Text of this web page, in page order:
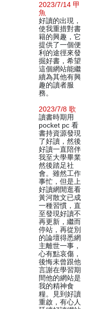
2023/7/14 甲
魚
好讀的出現，
使我重措對書
籍的興趣，它
提供了一個便
利的途徑來發
掘好書，希望
這個網站能繼
續為其他有興
趣的讀者服
務。
2023/7/8 歌
讀書時期用
pocket pc 看
書持資源發現
了好讀，然後
好讀一直陪伴
我至大學畢業
然後踏足社
會。雖然工作
事忙，但是上
好讀網閒逛看
黃河散文已成
一種習慣，直
至發現好讀不
再更新，繼而
停站，再從別
的論壇得悉網
主離世一事，
心有點哀傷，
後悔未曾跟他
言謝在學習期
間他的網站是
我的精神食
糧。見到好讀
重啟，有心人